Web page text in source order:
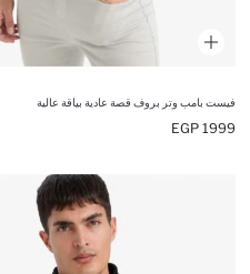
فيست بامب وتر بروف قصة عادية بياقة عالية
1999 EGP